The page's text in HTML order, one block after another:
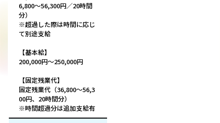
6,800～56,300円／20時間
分）
※超過した際は時間に応じ
て別途支給
【基本給】
200,000円～250,000円
【固定残業代】
固定残業代（36,800～56,3
00円、20時間分）
※時間超過分は追加支給有